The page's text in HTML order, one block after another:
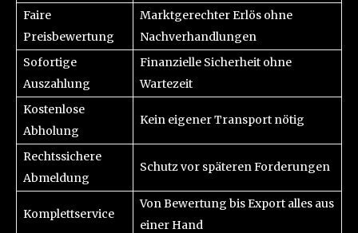
Faire
Preisbewertung
Marktgerechter Erlös ohne
Nachverhandlungen
Sofortige
Auszahlung
Finanzielle Sicherheit ohne
Wartezeit
Kostenlose
Abholung
Kein eigener Transport nötig
Rechtssichere
Abmeldung
Schutz vor späteren Forderungen
Komplettservice
Von Bewertung bis Export alles aus
einer Hand